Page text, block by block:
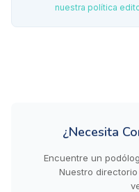
nuestra política
¿Necesita
Encuentre un
Nuestro